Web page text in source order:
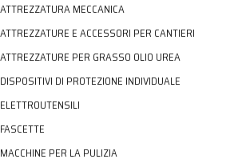
ATTREZZATURA MECCANICA
ATTREZZATURE E ACCESSORI PER CANTIERI
ATTREZZATURE PER GRASSO OLIO UREA
DISPOSITIVI DI PROTEZIONE INDIVIDUALE
ELETTROUTENSILI
FASCETTE
MACCHINE PER LA PULIZIA